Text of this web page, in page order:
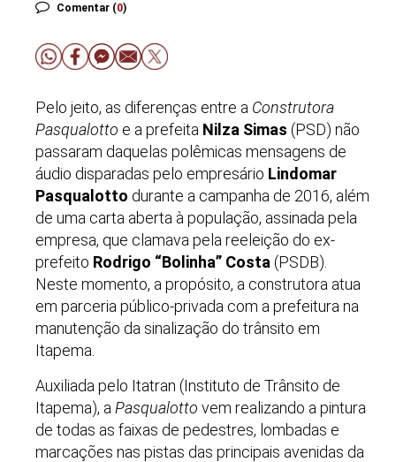
Comentar (0)
Pelo jeito, as diferenças entre a Construtora
Pasqualotto e a prefeita Nilza Simas (PSD) não
passaram daquelas polêmicas mensagens de
áudio disparadas pelo empresário Lindomar
Pasqualotto durante a campanha de 2016, além
de uma carta aberta à população, assinada pela
empresa, que clamava pela reeleição do ex-
prefeito Rodrigo “Bolinha” Costa (PSDB).
Neste momento, a propósito, a construtora atua
em parceria público-privada com a prefeitura na
manutenção da sinalização do trânsito em
Itapema.
Auxiliada pelo Itatran (Instituto de Trânsito de
Itapema), a Pasqualotto vem realizando a pintura
de todas as faixas de pedestres, lombadas e
marcações nas pistas das principais avenidas da